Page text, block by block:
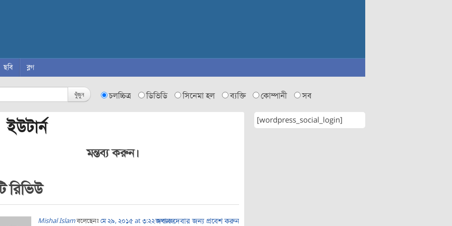
ছবি ব্লগ
খুঁজুন চলচ্চিত্র ডিভিডি সিনেমা হল ব্যক্তি কোম্পানী সব
মন্তব্য করুন।
রিভিউ
Mishal Islamবলেছেনঃমে ২৯, ২০১৫ at ৩:২২ অপরাহ্নজবাব দেবার জন্য প্রবেশ করুন
[wordpress_social_login]